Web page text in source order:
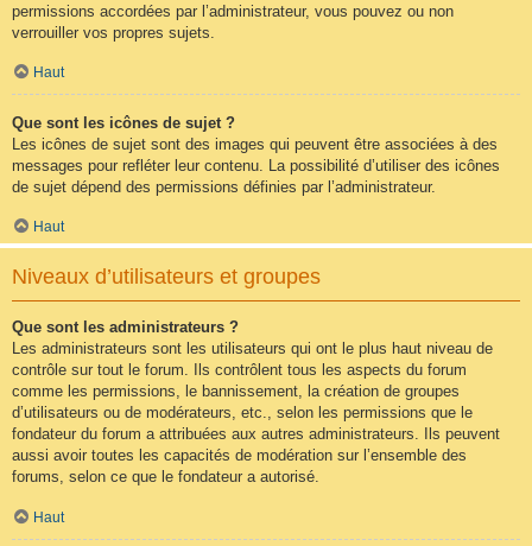
permissions accordées par l’administrateur, vous pouvez ou non
verrouiller vos propres sujets.
Haut
Que sont les icônes de sujet ?
Les icônes de sujet sont des images qui peuvent être associées à des
messages pour refléter leur contenu. La possibilité d’utiliser des icônes
de sujet dépend des permissions définies par l’administrateur.
Haut
Niveaux d’utilisateurs et groupes
Que sont les administrateurs ?
Les administrateurs sont les utilisateurs qui ont le plus haut niveau de
contrôle sur tout le forum. Ils contrôlent tous les aspects du forum
comme les permissions, le bannissement, la création de groupes
d’utilisateurs ou de modérateurs, etc., selon les permissions que le
fondateur du forum a attribuées aux autres administrateurs. Ils peuvent
aussi avoir toutes les capacités de modération sur l’ensemble des
forums, selon ce que le fondateur a autorisé.
Haut